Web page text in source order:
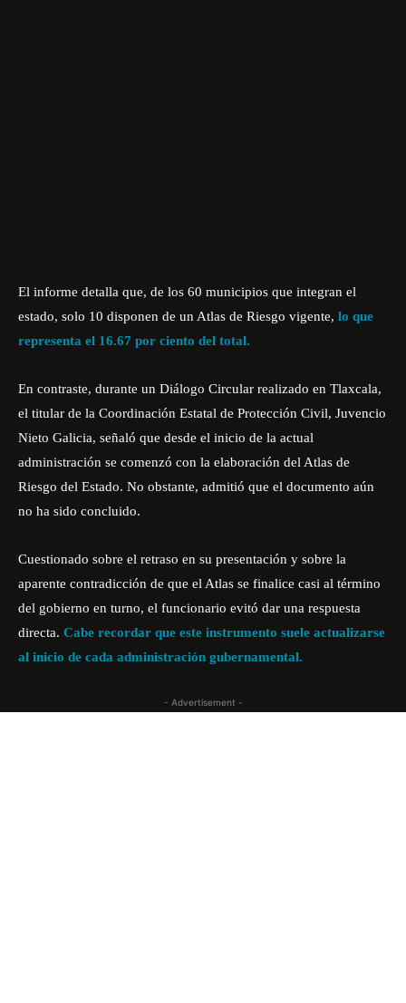
El informe detalla que, de los 60 municipios que integran el
estado, solo 10 disponen de un Atlas de Riesgo vigente, lo que
representa el 16.67 por ciento del total.
En contraste, durante un Diálogo Circular realizado en Tlaxcala,
el titular de la Coordinación Estatal de Protección Civil, Juvencio
Nieto Galicia, señaló que desde el inicio de la actual
administración se comenzó con la elaboración del Atlas de
Riesgo del Estado. No obstante, admitió que el documento aún
no ha sido concluido.
Cuestionado sobre el retraso en su presentación y sobre la
aparente contradicción de que el Atlas se finalice casi al término
del gobierno en turno, el funcionario evitó dar una respuesta
directa. Cabe recordar que este instrumento suele actualizarse
al inicio de cada administración gubernamental.
- Advertisement -